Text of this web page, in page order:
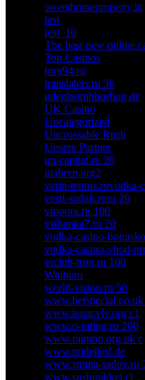
sweethomeproperty.in
test
test_10
The best new online
Top Casinos
torg94.ru
translateis.ru 36
udenheimbbqshop.de
UK Casino
Uncategorized
Uncrossable Rush
Unsere Partner
up-capital.ru 20
utahrep.org2
verin-tennis.ruvodka-
vesti-sudak.ruru 20
vinoora.ru 100
vishenka7.ru 20
vodka-casino-
vodka-casino-vhod-
vrclub-tron.ru 100
Winhero
world-vision.ru 50
www.legacylv.org c1
www.o-rating.ru 200
www.rainton.org.uk c
www.reidelhof.de
www.strana-sadov.ru
www.sushinikkei.cl